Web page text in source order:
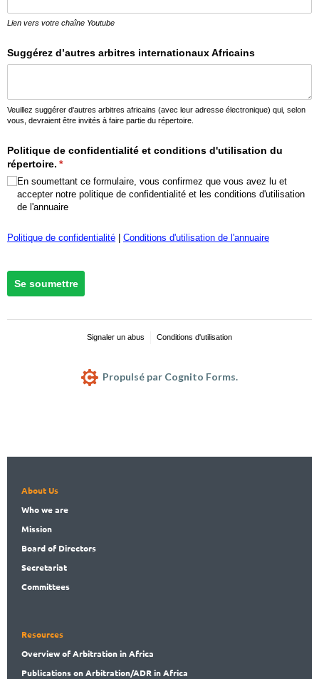
About Us
Whowe are
Mission
Boardof Directors
Secretariat
Committees
Resources
Overviewof Arbitration in Africa
Publicationson Arbitration/ADR in Africa